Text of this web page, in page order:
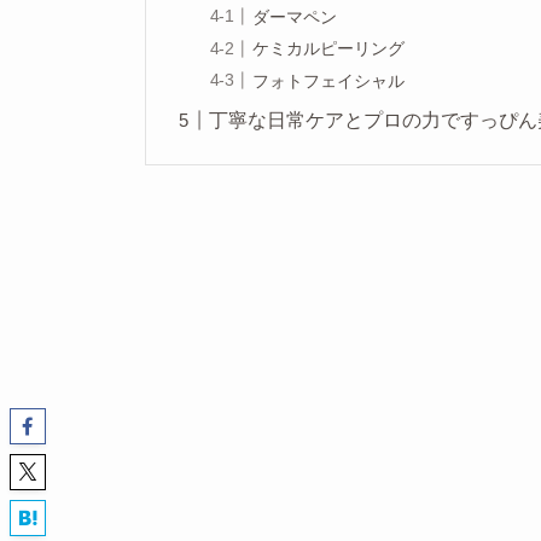
ダーマペン
ケミカルピーリング
フォトフェイシャル
丁寧な日常ケアとプロの力ですっぴ